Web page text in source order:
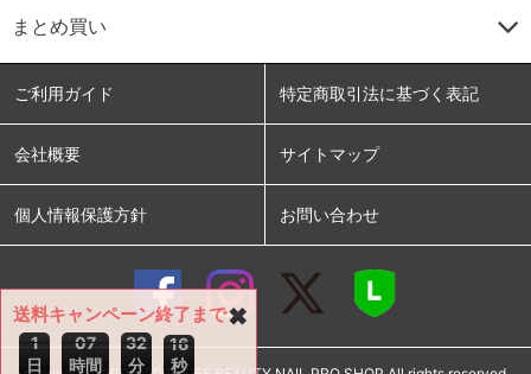
まとめ買い
ご利用ガイド 特定商取引法に基づく表記
会社概要 サイトマップ
個人情報保護方針 お問い合わせ
✖
送料キャンペーン終了まで
1
日
07
時間
32
分
16
秒